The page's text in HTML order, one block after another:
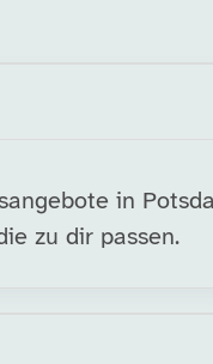
in
zu dir passen.